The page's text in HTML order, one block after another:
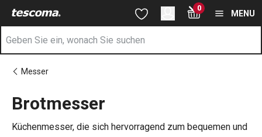
Sie befinden sich auf der Brotmesser Seite
Zum Hauptinhalt springen
Zur Suche springen
Zur Navigation springen 0
MENU
Messer
Brotmesser
Küchenmesser, die sich hervorragend zum bequemen und